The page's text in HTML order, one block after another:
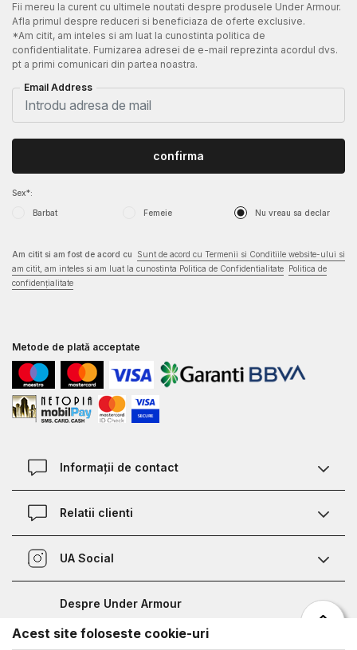
Fii mereu la curent cu ultimele noutati despre produsele Under Armour.
Afla primul despre reduceri si beneficiaza de oferte exclusive.
*Am citit, am inteles si am luat la cunostinta politica de
confidentialitate. Furnizarea adresei de e-mail reprezinta acordul dvs.
pt a primi comunicari din partea noastra.
Email Address
Sex*:
Barbat Femeie Nu vreau sa declar
confirma
Am citit si am fost de acord cu
Sunt de acord cu Termenii si Conditiile website-ului si
am citit, am inteles si am luat la cunostinta Politica de Confidentialitate
Politica de
confidențialitate
Metode de plată acceptate
Informații de contact
Contact
Defineste marimea
Nota de informare prelucrare date competitii sportive
Relatii clienti
Termeni si conditii
Certificat garantie incaltaminte
UA Social
Despre Under Armour
Despre noi
Acest site foloseste cookie-uri